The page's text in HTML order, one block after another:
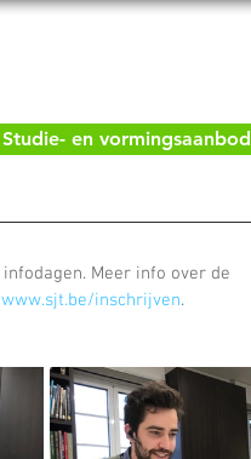
Studie- en vormingsaanbod
Meer info over de
www.sjt.be/inschrijven.